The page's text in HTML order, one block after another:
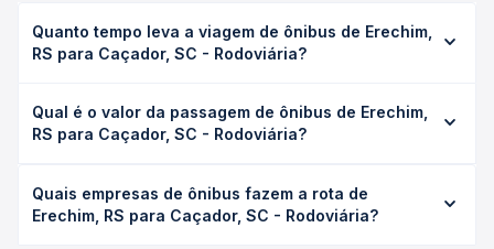
Quanto tempo leva a viagem de ônibus de Erechim,
RS para Caçador, SC - Rodoviária?
Rodoviária leva em média 6h 21min, podendo variar
conforme a viação, o tipo de serviço (convencional,
duração exata de cada opção na data desejada.
Qual é o valor da passagem de ônibus de Erechim,
RS para Caçador, SC - Rodoviária?
Caçador, SC - Rodoviária custa em média R$ 119,98 e
varia conforme a data da viagem, a empresa, o tipo de
Quais empresas de ônibus fazem a rota de
Erechim, RS para Caçador, SC - Rodoviária?